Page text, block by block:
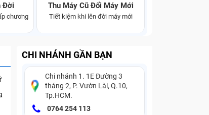
Đời
chương
Thu Máy Cũ Đổi Máy Mới
Tiết kiệm khi lên đời máy mới
CHI NHÁNH GẦN BẠN
Chi nhánh 1. 1E Đường 3
tháng 2, P. Vườn Lài, Q.10,
Tp.HCM.
0764 254 113